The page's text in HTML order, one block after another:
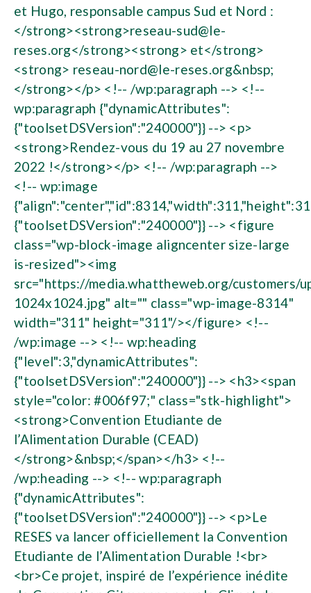
et Hugo, responsable campus Sud et Nord :
</strong><strong>reseau-sud@le-
reses.org</strong><strong> et</strong>
<strong> reseau-nord@le-reses.org&nbsp;
</strong></p> <!-- /wp:paragraph --> <!--
wp:paragraph {"dynamicAttributes":
{"toolsetDSVersion":"240000"}} --> <p>
<strong>Rendez-vous du 19 au 27 novembre
2022 !</strong></p> <!-- /wp:paragraph -->
<!-- wp:image
{"toolsetDSVersion":"240000"}} --> <figure
class="wp-block-image aligncenter size-large
is-resized"><img
src="https://media.whattheweb.org/
1024x1024.jpg" alt="" class="wp-image-8314"
width="311" height="311"/></figure> <!--
/wp:image --> <!-- wp:heading
{"level":3,"dynamicAttributes":
{"toolsetDSVersion":"240000"}} --> <h3><span
style="color: #006f97;" class="stk-highlight">
<strong>Convention Etudiante de
l’Alimentation Durable (CEAD)
</strong>&nbsp;</span></h3> <!--
/wp:heading --> <!-- wp:paragraph
{"dynamicAttributes":
{"toolsetDSVersion":"240000"}} --> <p>Le
RESES va lancer officiellement la Convention
Etudiante de l’Alimentation Durable !<br>
<br>Ce projet, inspiré de l’expérience inédite